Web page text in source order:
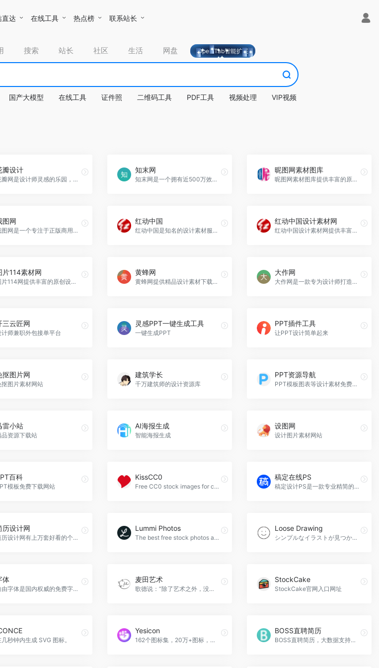
直达 在线工具 热点榜 联系站长
搜索 站长 社区 生活 网盘 OpeniTab智能扩展
国产大模型 在线工具 证件照 二维码工具 PDF工具 视频处理 VIP视频
瓣设计
花瓣网是设计师灵感的乐园，提供丰富的图片素材，帮助用户轻松采集和发现喜爱的创意。
知末网
知末网是一个拥有近500万效果图作品的设计师交流社区，提供3D模型、材质贴图、CAD图纸等素材下载，帮助提升工作效率与学习成长。
昵图网素材图库
昵图网素材图库提供丰富的原创设计素材下载，包括PPT模板、摄影作品、海报、矢量图等多种类型。
图网
我图网是一个专注于正版商用设计素材交易的平台，提供丰富的图片、模板和摄影作品，满足用户多样化的设计需求。
红动中国
红动中国是知名的设计素材服务平台，提供下载和定制服务，极大便利设计师和相关公司。
红动中国设计素材网
红动中国设计素材网提供丰富的设计素材下载，包括海报、名片、包装等，方便设计行业使用。
片114素材网
图片114网提供丰富的原创设计素材，包括PPT模板、画册封面、字体、视频和3D素材等，满足多种创作需求。
黄蜂网
黄蜂网提供精品设计素材下载，支持商用，满足各类设计需求。
大作网
大作网是一款专为设计师打造的灵感搜索引擎，聚合全球设计资源，拥有21.2亿创意素材和每日25万张以上的更新，为设计师提供丰富的设计灵感和素材支持。
三云匠网
计师兼职外包接单平台
灵感PPT一键生成工具
一键生成PPT
PPT插件工具
让PPT设计简单起来
抠图片网
抠图片素材网站
建筑学长
千万建筑师的设计资源库
PPT资源导航
PPT模板图表等设计素材免费下载
雷小站
品资源下载站
AI海报生成
智能海报生成
设图网
设计图片素材网站
百科
模板免费下载网站
KissCC0
Free CC0 stock images for commercial use. HD quality. Free unlimited download.No attribution required！KissCC0官网入口网址
稿定在线PS
稿定设计PS是一款专业精简的在线ps图片处理软件，免下载、免安装，直接在浏览器打开网页版就可随时随地用它修正，调整和美化您的图片。稿定在线PS官网入口网址
历设计网
简历设计网有上万套好看的个人简历模板，Word格式简历模板免费下载，包含中文简历模板、表格简历模板、英文简历模板、小升初简历模板、求职简历模板，永久免费下载，智能的在线简历编辑器，快速制作优秀简历一键导出。简历设计网官网入口网址
Lummi Photos
The best free stock photos and royalty free images. Powered by robots everywhere.Lummi Photos官网入口网址
Loose Drawing
シンプルなイラストが見つかるフリー素材サイト Loose Drawing。商用利用可能。広告、フライヤー、ポスター、企画書、スライド資料など様々なデザイン制作で使えるイラストを無料で更新しています。Loose Drawing官网入口网址
体
自由字体是国内权威的免费字体网站，汇聚全网免费字体，提供可商用免费字体下载。所有免费字体的授权均经核对确认，个人及商用均可免费自由使用，有效规避字体版权风险。自由字体官网入口网址
麦田艺术
歌德说：“除了艺术之外，没有更妥善的逃世之方；而要与世界联系，也没有一种方法比艺术更好。”麦田艺术提供世界名画、无水印高清油画作品欣赏和免费下载，让你离艺术更近。麦田艺术官网入口网址
StockCake
StockCake官网入口网址
几秒钟内生成 SVG 图标。
Yesicon
162个图标集，20万+图标，多语言图标集搜索，丰富的类型和风格过滤，快速定制图标颜色、大小和代码风格，供开发者和设计者一键复制下载
BOSS直聘简历
BOSS直聘简历，大数据支持快...